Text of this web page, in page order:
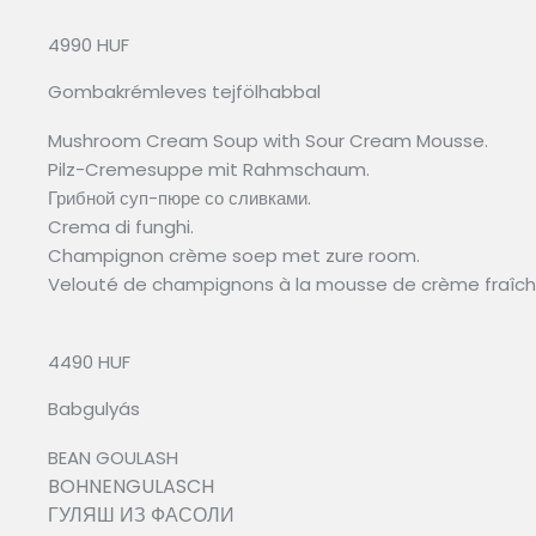
4990 HUF
Gombakrémleves tejfölhabbal
Mushroom Cream Soup with Sour Cream Mousse.
Pilz-Cremesuppe mit Rahmschaum.
Грибной суп-пюре со сливками.
Crema di funghi.
Champignon crème soep met zure room.
Velouté de champignons à la mousse de crème
4490 HUF
Babgulyás
BEAN GOULASH
BOHNENGULASCH
ГУЛЯШ ИЗ ФАСОЛИ